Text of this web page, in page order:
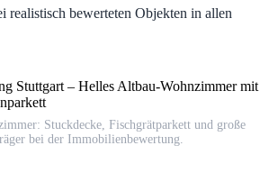
realistisch bewerteten Objekten in allen
Stuckdecke, Fischgrätparkett und große
bei der Immobilienbewertung.